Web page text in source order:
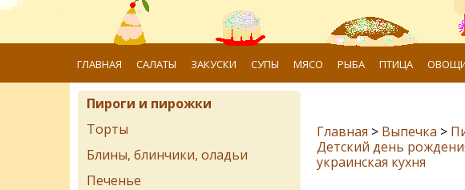
ГЛАВНАЯ САЛАТЫ ЗАКУСКИ СУПЫ МЯСО РЫБА ПТИЦА
Главная > Выпечка >
Детский день
украинская кухня
Пироги и пирожки
Торты
Блины, блинчики, оладьи
Печенье